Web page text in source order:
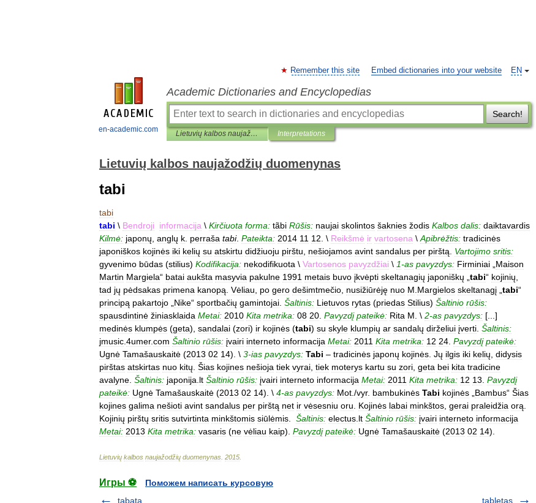
en-academic.com
EN
Remember this site Embed dictionaries into your website
Academic Dictionaries and Encyclopedias
Search!
Lietuvių kalbos naujažodžių duomenynas Interpretations
Lietuvių kalbos naujažodžių duomenynas
tabi
tabi
tabi \ Bendroji informacija \ Kirčiuota forma: tãbi Rūšis: naujai skolintos šaknies žodis Kalbos dalis: daiktavardis
Kilmė: japonų anglų k perraša tabi. Pateikta: 2014 11 12 . \ Reikšmė ir vartosena \ Apibrėžtis: tradicinės
japoniškos kojinės iki kelių su atskirtu didžiuoju pirštu nešiojamos avint sandalus per pirštą Vartojimo sritis:
gyvenimo būdas (stilius) Kodifikacija: nekodifikuota \ Vartosenos pavyzdžiai \ 1-as pavyzdys: Firminiai
Maison
Martin Margiela“ batai aukšta masyvia pakulne 1991 metais buvo įkvėpti skeltanagių japoniškų tabi“ kojinių
tad jų pėdsakas primena kanopą Vėliau po gero dešimtmečio nusižiūrėję nuo M Margielos skeltanagį tabi“
principą pakartojo Nike“ sportbačių gamintojai Šaltinis: Lietuvos rytas (priedas Stilius) Šaltinio rūšis:
spausdintinė žiniasklaida Metai: 2010 Kita metrika: 08 20 Pavyzdį pateikė: Rita M . \ 2-as pavyzdys: [...]
medinės klumpės (geta), sandalai (zori) ir kojinės (tabi) su skyle klumpių ar sandalų dirželiui įverti Šaltinis:
jmusic 4umer.com Šaltinio rūšis: įvairi interneto informacija Metai: 2011 Kita metrika: 12 24 Pavyzdį pateikė:
Ugnė Tamašauskaitė (2013 02 14). \ 3-ias pavyzdys: Tabi – tradicinės japonų kojinės Jų ilgis iki kelių didysis
pirštas atskirtas nuo kitų Šias kojines nešioja tiek vyrai tiek moterys kartu su zori geta bei kita tradicine
avalyne Šaltinis: japonija lt Šaltinio rūšis: įvairi interneto informacija Metai: 2011 Kita metrika: 12 13 Pavyzdį
pateikė: Ugnė Tamašauskaitė (2013 02 14). \ 4-as pavyzdys: Mot ./vyr. bambukinės Tabi kojinės Bambus“ Šias
kojines galima nešioti avint sandalus per pirštą net ir vėsesniu oru Kojinės labai minkštos gerai praleidžia orą
Kojinių pirštų sritis sutvirtinta minkštomis siūlėmis Šaltinis: electus lt Šaltinio rūšis: įvairi interneto informacija
Metai: 2013 Kita metrika: vasaris (ne vėliau kaip). Pavyzdį pateikė: Ugnė Tamašauskaitė (2013 02 14).
Lietuvių kalbos naujažodžių duomenynas 2015
Игры ⚽
Поможем написать курсовую
tabata
tabletas